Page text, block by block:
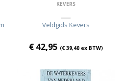
KEVERS
Veldgids Kevers
€42,95 (€39,40ex BTW)